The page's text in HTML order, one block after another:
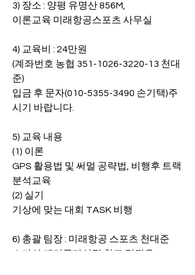
3) 장소 : 양평 유명산 856M,
이론교육 미래항공스포츠 사무실
4) 교육비 : 24만원
(계좌번호 농협 351-1026-3220-13 천대
준)
입금 후 문자(010-5355-3490 손기택)주
시기 바랍니다.
5) 교육 내용
(1) 이론
GPS 활용법 및 써멀 공략법, 비행후 트랙
분석교육
(2) 실기
기상에 맞는 대회 TASK 비행
6) 총괄 팀장 : 미래항공 스포츠 천대준
스카이 패러글라이딩 학교 김진우